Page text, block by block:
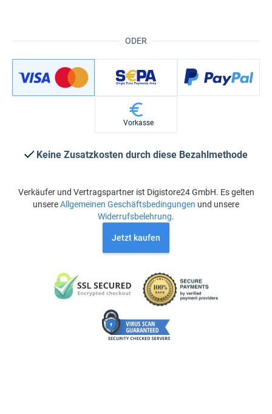
ODER
Vorkasse
Keine Zusatzkosten durch diese Bezahlmethode
Verkäufer und Vertragspartner ist Digistore24 GmbH. Es gelten
unsereAllgemeinen Geschäftsbedingungen und unsere
Widerrufsbelehrung.
Jetzt kaufen